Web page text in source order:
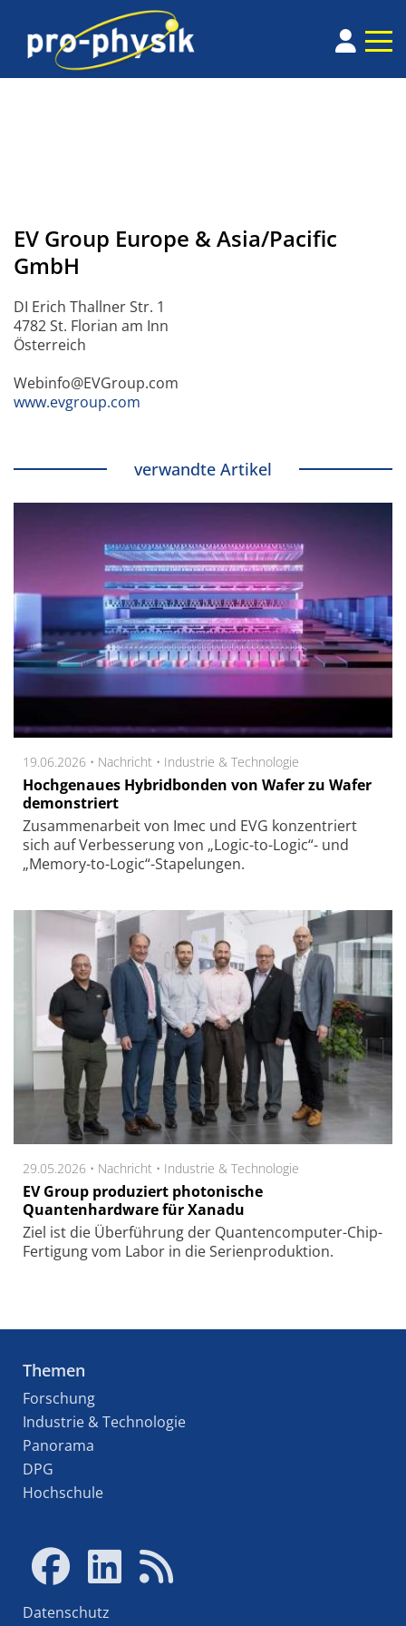
EV Group Europe & Asia/Pacific
GmbH
DI Erich Thallner Str. 1
4782 St. Florian am Inn
Österreich
Webinfo@EVGroup.com
www.evgroup.com
verwandte Artikel
19.06.2026 • Nachricht • Industrie & Technologie
Hochgenaues Hybridbonden von Wafer zu Wafer
demonstriert
Zu­sam­men­arbeit von Imec und EVG kon­zen­triert
sich auf Ver­bes­se­rung von „Logic-to-Logic“- und
„Memory-to-Logic“-Sta­pe­lungen.
29.05.2026 • Nachricht • Industrie & Technologie
EV Group produziert photonische
Quantenhardware für Xanadu
Ziel ist die Über­füh­rung der Quan­ten­com­pu­ter-Chip-
Fer­ti­gung vom La­bor in die Serienpro­duk­tion.
Themen
Forschung
Industrie & Technologie
Panorama
DPG
Hochschule
Datenschutz